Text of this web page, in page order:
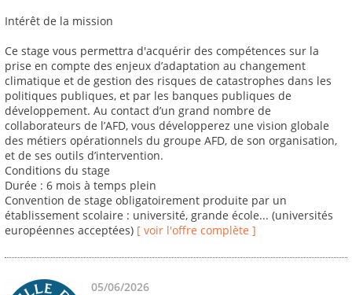
Intérêt de la mission
Ce stage vous permettra d'acquérir des compétences sur la
prise en compte des enjeux d’adaptation au changement
climatique et de gestion des risques de catastrophes dans les
politiques publiques, et par les banques publiques de
développement. Au contact d’un grand nombre de
collaborateurs de l’AFD, vous développerez une vision globale
des métiers opérationnels du groupe AFD, de son organisation,
et de ses outils d’intervention.
Conditions du stage
Durée : 6 mois à temps plein
Convention de stage obligatoirement produite par un
établissement scolaire : université, grande école... (universités
européennes acceptées) [ voir l'offre complète ]
05/06/2026